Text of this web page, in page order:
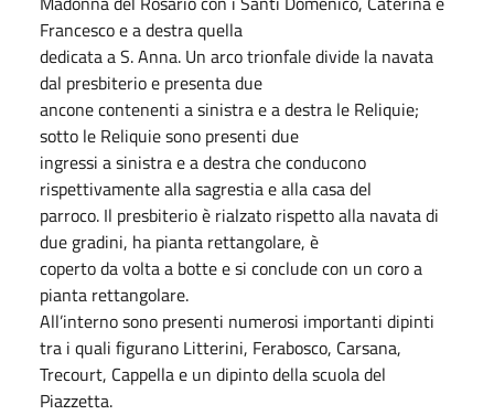
Francesco e a destra quella
dedicata a S. Anna. Un arco trionfale divide la navata
dal presbiterio e presenta due
ancone contenenti a sinistra e a destra le Reliquie;
sotto le Reliquie sono presenti due
ingressi a sinistra e a destra che conducono
rispettivamente alla sagrestia e alla casa del
parroco. Il presbiterio è rialzato rispetto alla navata di
due gradini, ha pianta rettangolare, è
coperto da volta a botte e si conclude con un coro a
pianta rettangolare.
All’interno sono presenti numerosi importanti dipinti
tra i quali figurano Litterini, Ferabosco, Carsana,
Trecourt, Cappella e un dipinto della scuola del
Piazzetta.